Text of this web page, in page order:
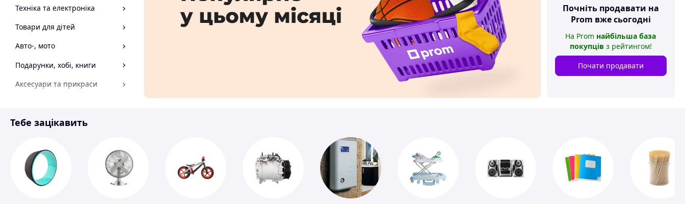
Техніка та електроніка
Товари для дітей
Авто-, мото
Подарунки, хобі, книги
Аксесуари та прикраси
Спорт і відпочинок
Почніть продавати на
Prom вже сьогодні
На Prom найбільша база
покупців з рейтингом!
Почати продавати
Тебе зацікавить